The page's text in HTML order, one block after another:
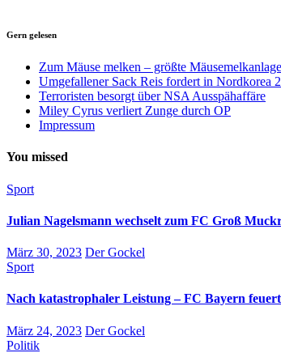
Gern gelesen
Zum Mäuse melken – größte
Umgefallener Sack Reis fordert in Nordkorea
Terroristen besorgt über NSA Ausspähaffäre
Miley Cyrus verliert Zunge durch OP
Impressum
You missed
Sport
Julian Nagelsmann wechselt zum FC Groß
März 30, 2023 Der Gockel
Sport
Nach katastrophaler Leistung – FC Bayern
März 24, 2023 Der Gockel
Politik